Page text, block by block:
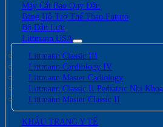
Máy Cắt Bao Quy Đầu
Băng Hỗ Trợ Thể Thao Futuro
Bộ Dẫn Lưu
Littmann USA
Littmann Classic III
Littmann Cardiology IV
Littmann Master Cadiology
Littmann Classic II Pediatric Nhi Khoa
Littmann Master Classic II
KHẨU TRANG Y TẾ